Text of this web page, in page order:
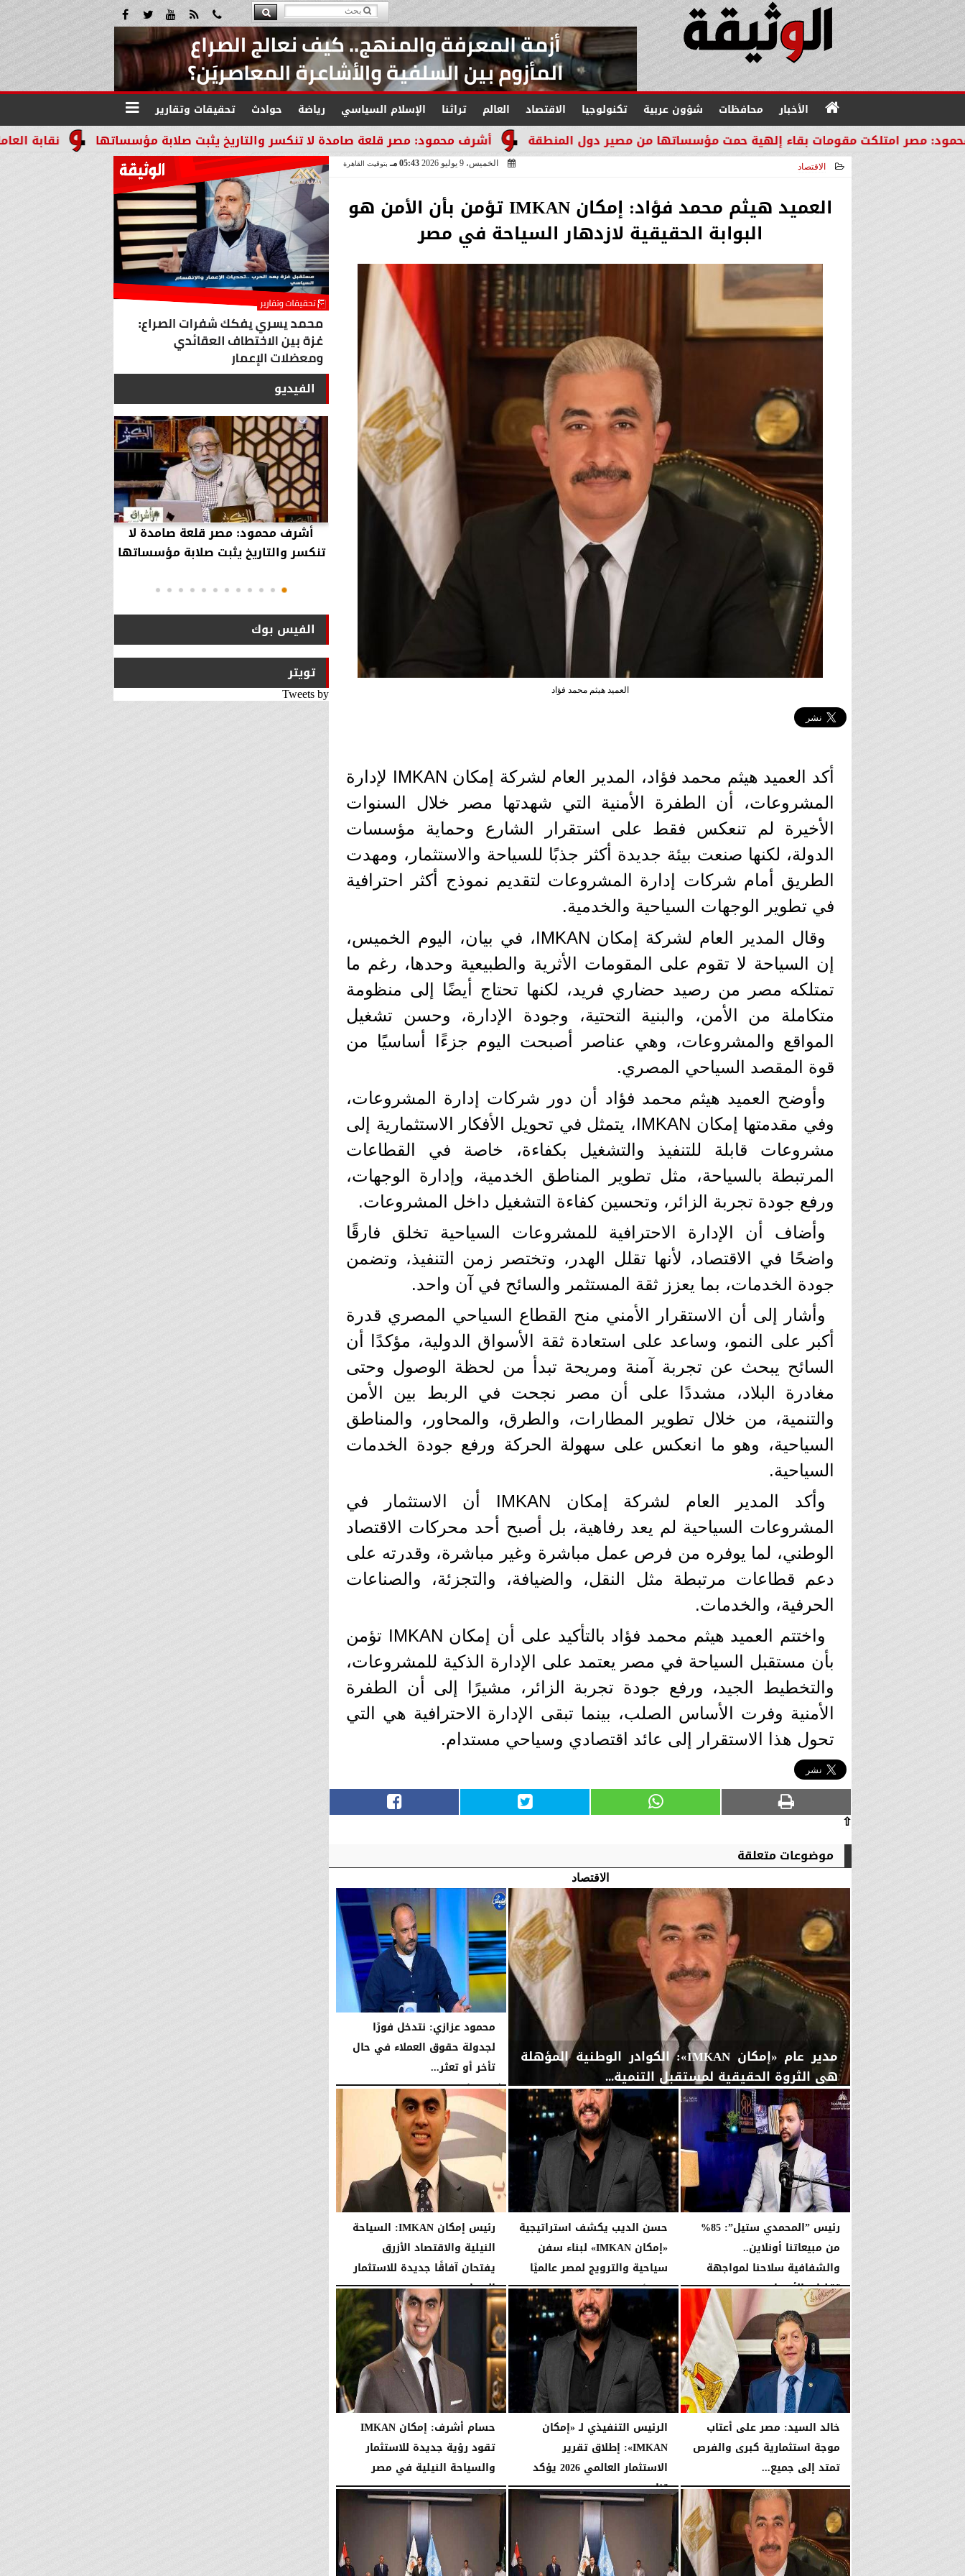
الأخبار محافظات شؤون عربية تكنولوجيا الاقتصاد العالم تراثنا الإسلام السياسي رياضة حوادث تحقيقات وتقارير
نقابة العاملين أشرف محمود: مصر قلعة صامدة لا تنكسر والتاريخ يثبت صلابة مؤسساتها مقومات بقاء إلهية حمت مؤسساتها من مصير دول المنطقة
الاقتصاد الخميس، 9 يوليو 2026 05:43 مـ بتوقيت القاهرة
العميد هيثم محمد فؤاد: إمكان IMKAN تؤمن بأن الأمن هو
البوابة الحقيقية لازدهار السياحة في مصر
العميد هيثم محمد فؤاد
أكد العميد هيثم محمد فؤاد، المدير العام لشركة إمكان IMKAN لإدارة
المشروعات، أن الطفرة الأمنية التي شهدتها مصر خلال السنوات
الأخيرة لم تنعكس فقط على استقرار الشارع وحماية مؤسسات
الدولة، لكنها صنعت بيئة جديدة أكثر جذبًا للسياحة والاستثمار، ومهدت
الطريق أمام شركات إدارة المشروعات لتقديم نموذج أكثر احترافية
في تطوير الوجهات السياحية والخدمية.
وقال المدير العام لشركة إمكان IMKAN، في بيان، اليوم الخميس،
إن السياحة لا تقوم على المقومات الأثرية والطبيعية وحدها، رغم ما
تمتلكه مصر من رصيد حضاري فريد، لكنها تحتاج أيضًا إلى منظومة
متكاملة من الأمن، والبنية التحتية، وجودة الإدارة، وحسن تشغيل
المواقع والمشروعات، وهي عناصر أصبحت اليوم جزءًا أساسيًا من
قوة المقصد السياحي المصري.
وأوضح العميد هيثم محمد فؤاد أن دور شركات إدارة المشروعات،
وفي مقدمتها إمكان IMKAN، يتمثل في تحويل الأفكار الاستثمارية إلى
مشروعات قابلة للتنفيذ والتشغيل بكفاءة، خاصة في القطاعات
المرتبطة بالسياحة، مثل تطوير المناطق الخدمية، وإدارة الوجهات،
ورفع جودة تجربة الزائر، وتحسين كفاءة التشغيل داخل المشروعات.
وأضاف أن الإدارة الاحترافية للمشروعات السياحية تخلق فارقًا
واضحًا في الاقتصاد، لأنها تقلل الهدر، وتختصر زمن التنفيذ، وتضمن
جودة الخدمات، بما يعزز ثقة المستثمر والسائح في آن واحد.
وأشار إلى أن الاستقرار الأمني منح القطاع السياحي المصري قدرة
أكبر على النمو، وساعد على استعادة ثقة الأسواق الدولية، مؤكدًا أن
السائح يبحث عن تجربة آمنة ومريحة تبدأ من لحظة الوصول وحتى
مغادرة البلاد، مشددًا على أن مصر نجحت في الربط بين الأمن
والتنمية، من خلال تطوير المطارات، والطرق، والمحاور، والمناطق
السياحية، وهو ما انعكس على سهولة الحركة ورفع جودة الخدمات
السياحية.
وأكد المدير العام لشركة إمكان IMKAN أن الاستثمار في
المشروعات السياحية لم يعد رفاهية، بل أصبح أحد محركات الاقتصاد
الوطني، لما يوفره من فرص عمل مباشرة وغير مباشرة، وقدرته على
دعم قطاعات مرتبطة مثل النقل، والضيافة، والتجزئة، والصناعات
الحرفية، والخدمات.
واختتم العميد هيثم محمد فؤاد بالتأكيد على أن إمكان IMKAN تؤمن
بأن مستقبل السياحة في مصر يعتمد على الإدارة الذكية للمشروعات،
والتخطيط الجيد، ورفع جودة تجربة الزائر، مشيرًا إلى أن الطفرة
الأمنية وفرت الأساس الصلب، بينما تبقى الإدارة الاحترافية هي التي
تحول هذا الاستقرار إلى عائد اقتصادي وسياحي مستدام.
⇧
موضوعات متعلقة
الاقتصاد
مدير عام «إمكان IMKAN»: الكوادر الوطنية المؤهلة
هي الثروة الحقيقية لمستقبل التنمية...
08:31 مـ
محمود عزازي: نتدخل فورًا
لجدولة حقوق العملاء في حال
تأخر أو تعثر...
الأربعاء، 5 أغسطس 2026 08:21 مـ
رئيس ”المحمدي ستيل”: 85%
من مبيعاتنا أونلاين..
والشفافية سلاحنا لمواجهة
تقلبات الأسعار
الأربعاء، 5 أغسطس 2026 06:02 مـ
حسن الديب يكشف استراتيجية
«إمكان IMKAN» لبناء سفن
سياحية والترويج لمصر عالميًا
الإثنين، 3 أغسطس 2026 07:31 مـ
رئيس إمكان IMKAN: السياحة
النيلية والاقتصاد الأزرق
يفتحان آفاقًا جديدة للاستثمار
السياحي...
الأحد، 2 أغسطس 2026 01:37 مـ
خالد السيد: مصر على أعتاب
موجة استثمارية كبرى والفرص
تمتد إلى جميع...
الجمعة، 31 يوليو 2026 02:42 صـ
الرئيس التنفيذي لـ «إمكان
IMKAN»: إطلاق تقرير
الاستثمار العالمي 2026 يؤكد
تنامي...
الثلاثاء، 28 يوليو 2026 08:41 مـ
حسام أشرف: إمكان IMKAN
تقود رؤية جديدة للاستثمار
والسياحة النيلية في مصر
الجمعة، 24 يوليو 2026 09:55 مـ
الفيديو
خبير أمني: طهران تستغل التهدئة
لتجارب تحت الأرض وتحالفها مع الصين
وروسيا...
أشرف محمود: مصر قلعة صامدة لا
تنكسر والتاريخ يثبت صلابة مؤسساتها
الفيس بوك
تويتر
Tweets by